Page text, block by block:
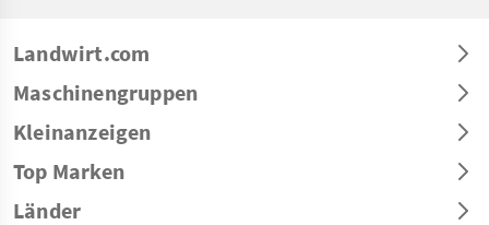
Landwirt.com
Maschinengruppen
Kleinanzeigen
Top Marken
Länder